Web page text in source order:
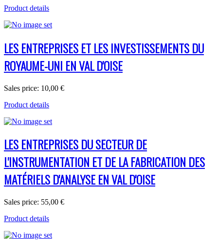
Product details
LES ENTREPRISES ET LES INVESTISSEMENTS DU
ROYAUME-UNI EN VAL D'OISE
Sales price: 10,00 €
Product details
LES ENTREPRISES DU SECTEUR DE
L'INSTRUMENTATION ET DE LA FABRICATION DES
MATÉRIELS D'ANALYSE EN VAL D'OISE
Sales price: 55,00 €
Product details